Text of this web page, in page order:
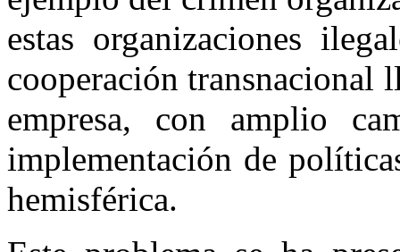
estas organizaciones
cooperación transnacional
empresa, con amplio
implementación de
hemisférica.